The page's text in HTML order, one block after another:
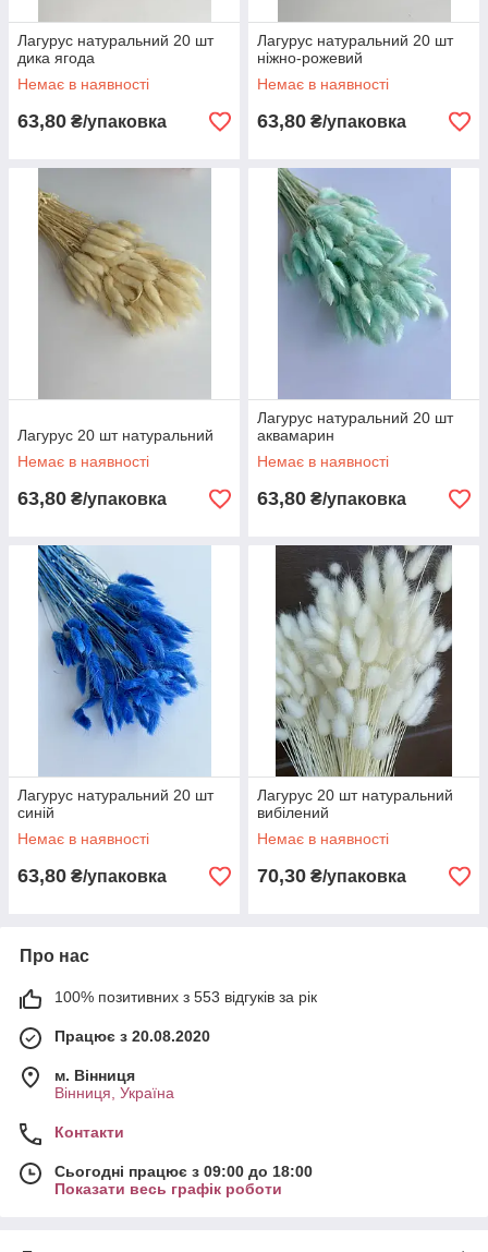
Лагурус натуральний 20 шт
дика ягода
Немає в наявності
63,80 ₴/упаковка
Лагурус натуральний 20 шт
ніжно-рожевий
Немає в наявності
63,80 ₴/упаковка
Лагурус 20 шт натуральний
Немає в наявності
63,80 ₴/упаковка
Лагурус натуральний 20 шт
аквамарин
Немає в наявності
63,80 ₴/упаковка
Лагурус натуральний 20 шт
синій
Немає в наявності
63,80 ₴/упаковка
Лагурус 20 шт натуральний
вибілений
Немає в наявності
70,30 ₴/упаковка
Про нас
100% позитивних з 553 відгуків за рік
Працює з 20.08.2020
м. Вінниця
Вінниця, Україна
Контакти
Сьогодні працює з 09:00 до 18:00
Показати весь графік роботи